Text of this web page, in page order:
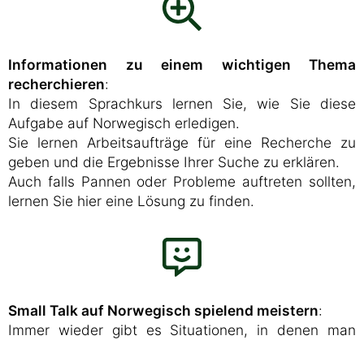
Informationen zu einem wichtigen Thema
recherchieren:
In diesem Sprachkurs lernen Sie, wie Sie diese
Aufgabe auf Norwegisch erledigen.
Sie lernen Arbeitsaufträge für eine Recherche zu
geben und die Ergebnisse Ihrer Suche zu erklären.
Auch falls Pannen oder Probleme auftreten sollten,
lernen Sie hier eine Lösung zu finden.
Small Talk auf Norwegisch spielend meistern:
Immer wieder gibt es Situationen, in denen man